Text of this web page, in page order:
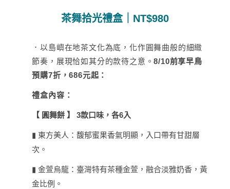
茶舞拾光禮盒｜NT$980
．以島嶼在地茶文化為底，化作圓舞曲般的細緻
節奏，展現恰如其分的款待之意。8/10前享早鳥
預購7折，686元起：
禮盒內容：
【 圓舞餅 】 3款口味，各6入
▮ 東方美人：馥郁蜜果香氣明顯，入口帶有甘甜層
次。
▮ 金萱烏龍：臺灣特有茶種金萱，融合淡雅奶香，黃
金比例。